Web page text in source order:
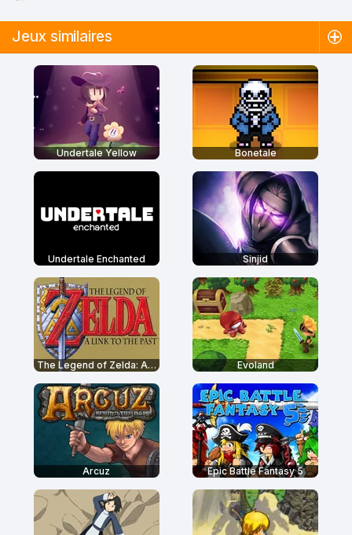
Jeux similaires
Undertale Yellow Bonetale
Undertale Enchanted Sinjid
The Legend of Zelda: A Link to the Past Evoland
Arcuz Epic Battle Fantasy 5